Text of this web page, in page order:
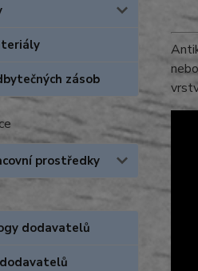
zásob
prostředky
dodavatelů